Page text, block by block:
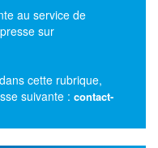
au service de
sur
cette rubrique,
suivante : contact-